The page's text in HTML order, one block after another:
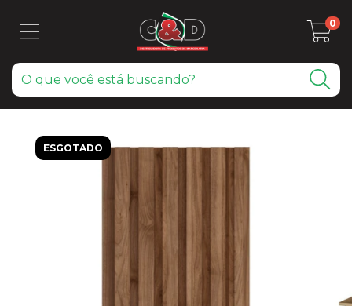
0
ESGOTADO